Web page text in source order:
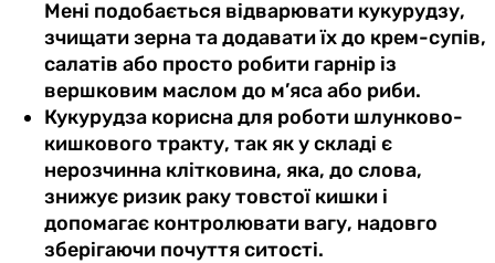
Мені подобається відварювати кукурудзу,
зчищати зерна та додавати їх до крем-супів,
салатів або просто робити гарнір із
вершковим маслом до м’яса або риби.
Кукурудза корисна для роботи шлунково-
кишкового тракту, так як у складі є
нерозчинна клітковина, яка, до слова,
знижує ризик раку товстої кишки і
допомагає контролювати вагу, надовго
зберігаючи почуття ситості.